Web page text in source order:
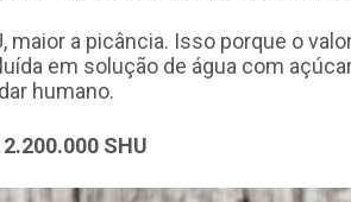
maior a picância. Isso porque o
em solução de água com
humano.
SHU